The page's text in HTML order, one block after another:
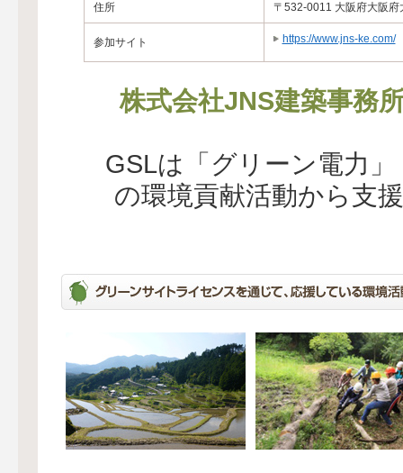
住所 〒532-0011 大阪府大阪
参加サイト https://www.jns-ke.com/
株式会社JNS建築事務
GSLは「グリーン電力
の環境貢献活動から支